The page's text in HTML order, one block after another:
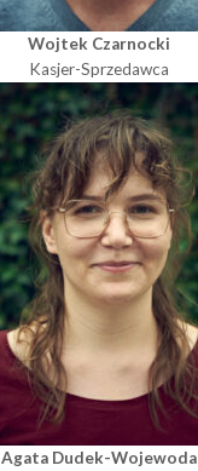
Wojtek Czarnocki
Kasjer-Sprzedawca
Agata Dudek-Wojewoda